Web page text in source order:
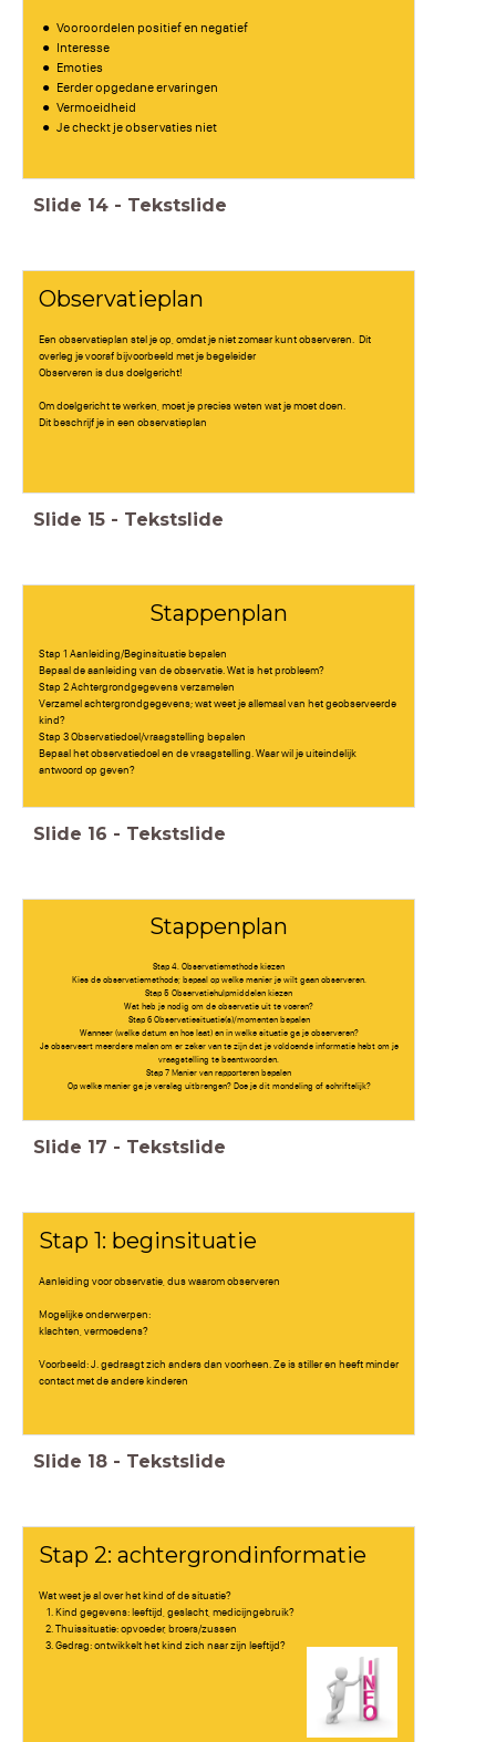
Vooroordelen positief en negatief
Interesse
Emoties
Eerder opgedane ervaringen
Vermoeidheid
Je checkt je observaties niet
Slide 14 - Tekstslide
Observatieplan
Een observatieplan stel je op, omdat je niet zomaar kunt observeren. Dit
overleg je vooraf bijvoorbeeld met je begeleider
Observeren is dus doelgericht!
Om doelgericht te werken, moet je precies weten wat je moet doen.
Dit beschrijf je in een observatieplan
Slide 15 - Tekstslide
Stappenplan
Stap 1 Aanleiding/Beginsituatie bepalen
Bepaal de aanleiding van de observatie. Wat is het probleem?
Stap 2 Achtergrondgegevens verzamelen
Verzamel achtergrondgegevens; wat weet je allemaal van het geobserveerde
kind?
Stap 3 Observatiedoel/vraagstelling bepalen
Bepaal het observatiedoel en de vraagstelling. Waar wil je uiteindelijk
antwoord op geven?
Slide 16 - Tekstslide
Stappenplan
Stap 4. Observatiemethode kiezen
Kies de observatiemethode; bepaal op welke manier je wilt gaan observeren.
Stap 5 Observatiehulpmiddelen kiezen
Wat heb je nodig om de observatie uit te voeren?
Stap 6 Observatiesituatie(s)/momenten bepalen
Wanneer (welke datum en hoe laat) en in welke situatie ga je observeren?
Je observeert meerdere malen om er zeker van te zijn dat je voldoende informatie hebt om je
vraagstelling te beantwoorden.
Stap 7 Manier van rapporteren bepalen
Op welke manier ga je verslag uitbrengen? Doe je dit mondeling of schriftelijk?
Slide 17 - Tekstslide
Stap 1: beginsituatie
Aanleiding voor observatie, dus waarom observeren
Mogelijke onderwerpen:
klachten, vermoedens?
Voorbeeld: J. gedraagt zich anders dan voorheen. Ze is stiller en heeft minder
contact met de andere kinderen
Slide 18 - Tekstslide
Stap 2: achtergrondinformatie
Wat weet je al over het kind of de situatie?
Kind gegevens: leeftijd, geslacht, medicijngebruik?
Thuissituatie: opvoeder, broers/zussen
Gedrag: ontwikkelt het kind zich naar zijn leeftijd?